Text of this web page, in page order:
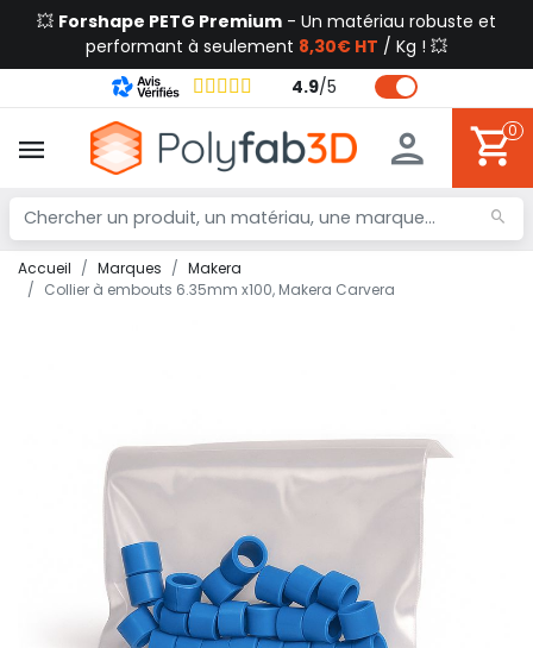
💥 Forshape PETG Premium - Un matériau robuste et
performant à seulement 8,30€ HT / Kg ! 💥
4.9/5
0
Accueil Marques
Makera
Collier à embouts 6.35mm x100, Makera Carvera